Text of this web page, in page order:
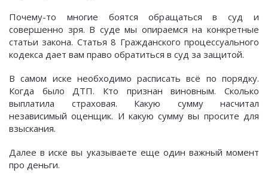
Почему-то многие боятся обращаться в суд и
совершенно зря. В суде мы опираемся на конкретные
статьи закона. Статья 8 Гражданского процессуального
кодекса дает вам право обратиться в суд за защитой.
В самом иске необходимо расписать всё по порядку.
Когда было ДТП. Кто признан виновным. Сколько
выплатила страховая. Какую сумму насчитал
независимый оценщик. И какую сумму вы просите для
взыскания.
Далее в иске вы указываете еще один важный момент
про деньги.